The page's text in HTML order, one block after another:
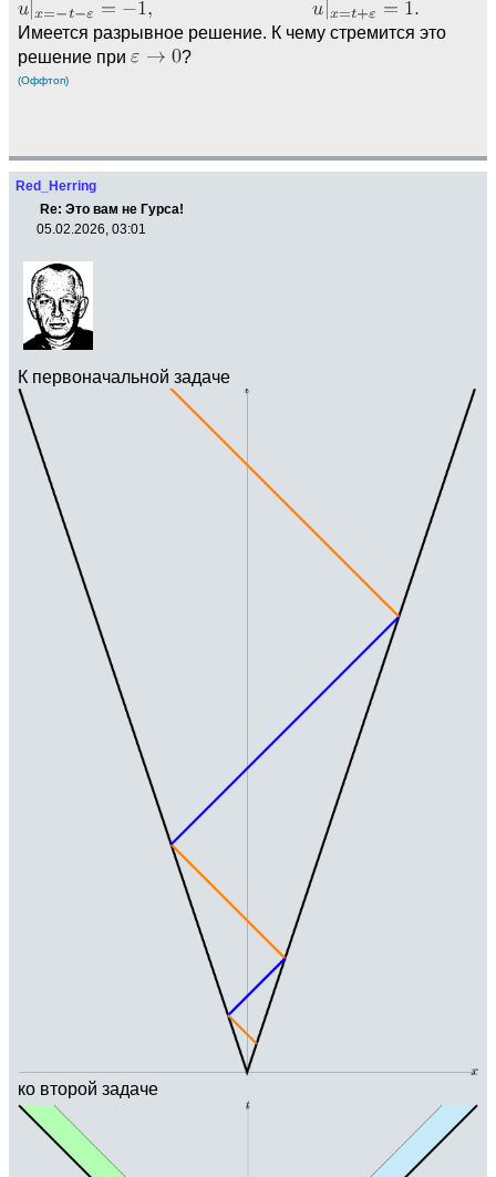
Имеется разрывное решение. К чему стремится это
решение при
?
(Оффтоп)
Red_Herring
Re: Это вам не Гурса!
05.02.2026, 03:01
К первоначальной задаче
ко второй задаче